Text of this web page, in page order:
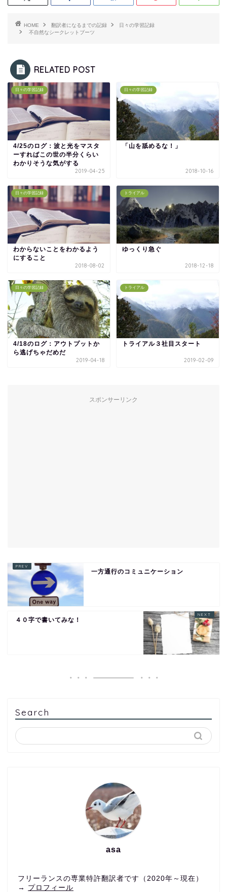
HOME 翻訳者になるまでの記録
日々の学習記録
不自然なシークレットブーツ
RELATED POST
日々の学習記録
4/25のログ：波と光をマスタ
ーすればこの世の半分くらい
わかりそうな気がする
2019-04-25
日々の学習記録
「山を舐めるな！」
2018-10-16
日々の学習記録
わからないことをわかるよう
にすること
2018-08-02
トライアル
ゆっくり急ぐ
2018-12-18
日々の学習記録
4/18のログ：アウトプットか
ら逃げちゃだめだ
2019-04-18
トライアル
トライアル３社目スタート
2019-02-09
スポンサーリンク
一方通行のコミュニケーション
４０字で書いてみな！
Search
asa
フリーランスの専業特許翻訳者です（2020年～現在）
→ プロフィール